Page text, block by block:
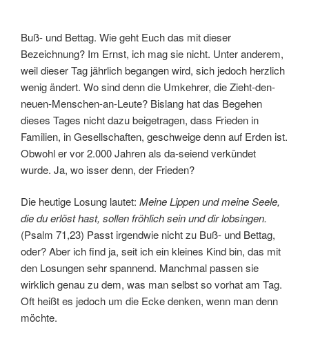
Buß- und Bettag. Wie geht Euch das mit dieser
Bezeichnung? Im Ernst, ich mag sie nicht. Unter anderem,
weil dieser Tag jährlich begangen wird, sich jedoch herzlich
wenig ändert. Wo sind denn die Umkehrer, die Zieht-den-
neuen-Menschen-an-Leute? Bislang hat das Begehen
dieses Tages nicht dazu beigetragen, dass Frieden in
Familien, in Gesellschaften, geschweige denn auf Erden ist.
Obwohl er vor 2.000 Jahren als da-seiend verkündet
wurde. Ja, wo isser denn, der Frieden?
Die heutige Losung lautet: Meine Lippen und meine Seele,
die du erlöst hast, sollen fröhlich sein und dir lobsingen.
(Psalm 71,23) Passt irgendwie nicht zu Buß- und Bettag,
oder? Aber ich find ja, seit ich ein kleines Kind bin, das mit
den Losungen sehr spannend. Manchmal passen sie
wirklich genau zu dem, was man selbst so vorhat am Tag.
Oft heißt es jedoch um die Ecke denken, wenn man denn
möchte.